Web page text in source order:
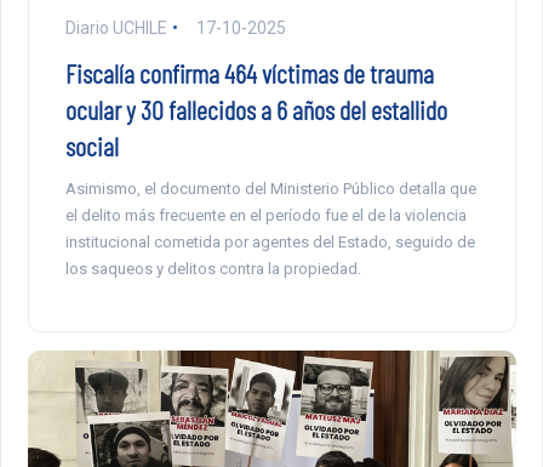
Diario UCHILE 17-10-2025
Fiscalía confirma 464 víctimas de trauma
ocular y 30 fallecidos a 6 años del estallido
social
Asimismo, el documento del Ministerio Público detalla que
el delito más frecuente en el período fue el de la violencia
institucional cometida por agentes del Estado, seguido de
los saqueos y delitos contra la propiedad.